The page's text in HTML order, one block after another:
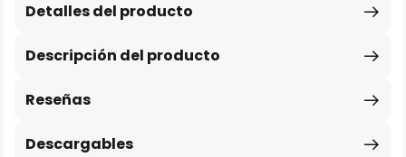
Descripción del producto
Detalles del producto
Reseñas
Descargables